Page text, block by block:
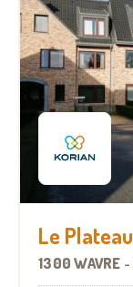
Le Plateau
1300 WAVRE -